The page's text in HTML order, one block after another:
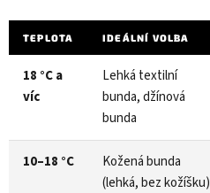
TEPLOTA IDEÁLNÍ VOLBA
18 °C a
víc
Lehká textilní
bunda, džínová
bunda
10–18 °C
Kožená bunda
(lehká, bez kožíšku)